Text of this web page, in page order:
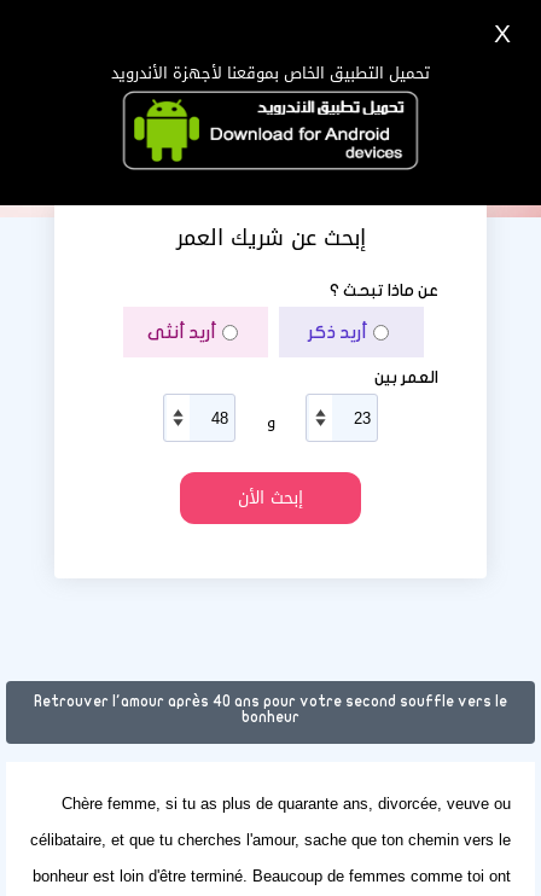
إبحث عن شريك العمر
عن ماذا تبحث ؟
أريد ذكر أريد أنثى
العمر بين
و
Retrouver l'amour après 40 ans pour votre second souffle vers le
bonheur
Chère femme, si tu as plus de quarante ans, divorcée, veuve ou
célibataire, et que tu cherches l'amour, sache que ton chemin vers le
bonheur est loin d'être terminé. Beaucoup de femmes comme toi ont
X
تحميل التطبيق الخاص بموقعنا لأجهزة الأندرويد